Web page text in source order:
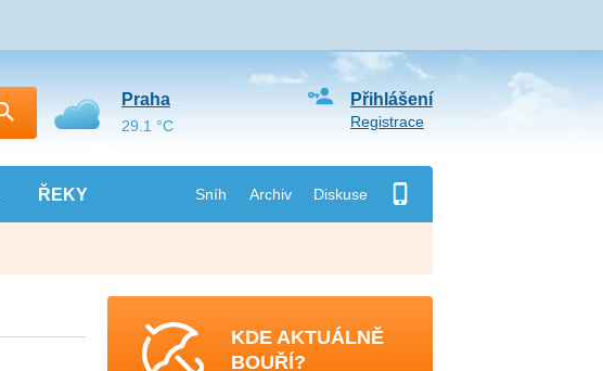
ŘEKY Sníh Archiv Diskuse
Přihlášení
Registrace
Praha
29.1 °C
KDE AKTUÁLNĚ
BOUŘÍ?